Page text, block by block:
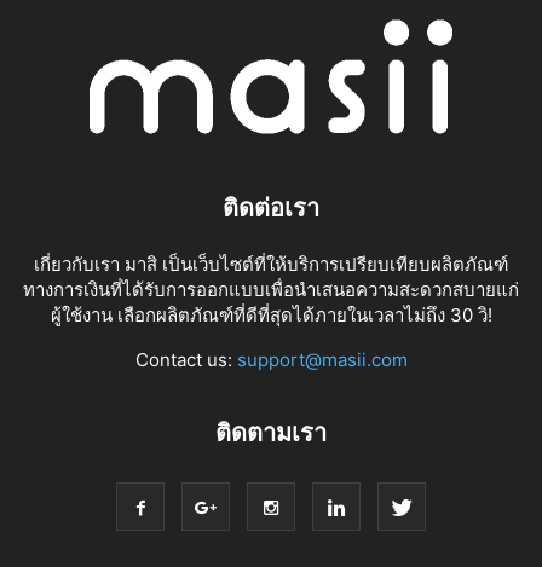
ติดต่อเรา
เกี่ยวกับเรา มาสิ เป็นเว็บไซต์ที่ให้บริการเปรียบเทียบผลิตภัณฑ์
ทางการเงินที่ได้รับการออกแบบเพื่อนำเสนอความสะดวกสบายแก่
ผู้ใช้งาน เลือกผลิตภัณฑ์ที่ดีที่สุดได้ภายในเวลาไม่ถึง 30 วิ!
Contact us: support@masii.com
ติดตามเรา